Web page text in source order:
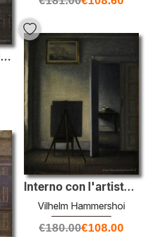
Il Palazzo Reale Chiesa di Copenaghen
Interno con l'artista Easel
Vilhelm Hammershoi
€180.00€108.00